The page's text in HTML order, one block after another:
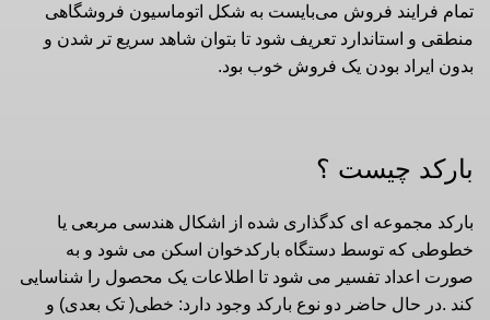
تمام فرایند فروش می‌بایست به شکل اتوماسیون فروشگاهی
منطقی و استاندارد تعریف شود تا بتوان شاهد سریع تر شدن و
بدون ایراد بودن یک فروش خوب بود.
بارکد چیست ؟
بارکد مجموعه ای کدگذاری شده از اشکال هندسی مربعی یا
خطوطی که توسط دستگاه بارکدخوان اسکن می شود و به
صورت اعداد تفسیر می شود تا اطلاعات یک محصول را شناسایی
کند .در حال حاضر دو نوع بارکد وجود دارد: خطی( تک بعدی) و